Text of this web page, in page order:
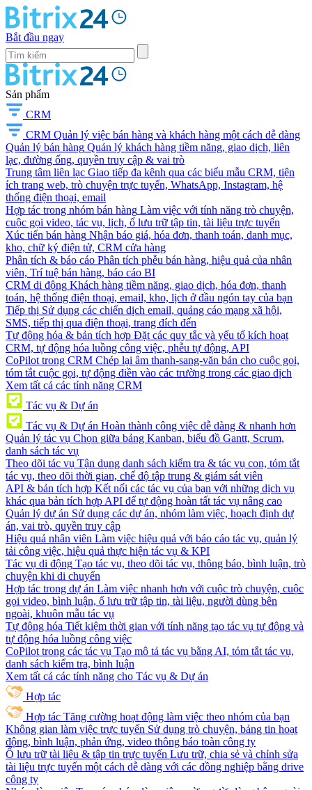
Bắt đầu ngay
Sản phẩm
CRM
CRM Quản lý việc bán hàng và khách hàng một cách dễ dàng
Quản lý bán hàng Quản lý khách hàng tiềm năng, giao dịch, liên
lạc, đường ống, quyền truy cập & vai trò
Trung tâm liên lạc Giao tiếp đa kênh qua các biểu mẫu CRM, tiện
ích trang web, trò chuyện trực tuyến, WhatsApp, Instagram, hệ
thống điện thoại, email
Hợp tác trong nhóm bán hàng Làm việc với tính năng trò chuyện,
cuộc gọi video, tác vụ, lịch, ổ lưu trữ tập tin, tài liệu trực tuyến
Xúc tiến bán hàng Nhận báo giá, hóa đơn, thanh toán, danh mục,
kho, chữ ký điện tử, CRM cửa hàng
Phân tích & báo cáo Phân tích phễu bán hàng, hiệu quả của nhân
viên, Trí tuệ bán hàng, báo cáo BI
CRM di động Khách hàng tiềm năng, giao dịch, hóa đơn, thanh
toán, hệ thống điện thoại, email, kho, lịch ở đầu ngón tay của bạn
Tiếp thị Sử dụng các chiến dịch email, quảng cáo mạng xã hội,
SMS, tiếp thị qua điện thoại, trang đích đến
Tự động hóa & bản tích hợp Đặt các quy tắc và yếu tố kích hoạt
CRM, tự động hóa luồng công việc, phễu tự động, API
CoPilot trong CRM Chép lại âm thanh-sang-văn bản cho cuộc gọi,
tóm tắt cuộc gọi, tự động điền vào các trường trong các giao dịch
Xem tất cả các tính năng CRM
Tác vụ & Dự án
Tác vụ & Dự án Hoàn thành công việc dễ dàng & nhanh hơn
Quản lý tác vụ Chọn giữa bảng Kanban, biểu đồ Gantt, Scrum,
danh sách tác vụ
Theo dõi tác vụ Tận dụng danh sách kiểm tra & tác vụ con, tóm tắt
tác vụ, theo dõi thời gian, chế độ tập trung & giám sát viên
API & bản tích hợp Kết nối các tác vụ của bạn với những dịch vụ
khác qua bản tích hợp API để tự động hoàn tất tác vụ nâng cao
Quản lý dự án Sử dụng các dự án, nhóm làm việc, hoạch định dự
án, vai trò, quyền truy cập
Hiệu quả nhân viên Làm việc hiệu quả với báo cáo tác vụ, quản lý
tải công việc, hiệu quả thực hiện tác vụ & KPI
Tác vụ di động Tạo tác vụ, theo dõi tác vụ, thông báo, bình luận, trò
chuyện khi di chuyển
Hợp tác trong dự án Làm việc nhanh hơn với cuộc trò chuyện, cuộc
gọi video, bình luận, ổ lưu trữ tập tin, tài liệu, người dùng bên
ngoài, khuôn mẫu tác vụ
Tự động hóa Tiết kiệm thời gian với tính năng tạo tác vụ tự động và
tự động hóa luồng công việc
CoPilot trong các tác vụ Tạo mô tả tác vụ bằng AI, tóm tắt tác vụ,
danh sách kiểm tra, bình luận
Xem tất cả các tính năng cho Tác vụ & Dự án
Hợp tác
Hợp tác Tăng cường hoạt động làm việc theo nhóm của bạn
Không gian làm việc trực tuyến Sử dụng trò chuyện, bảng tin hoạt
động, bình luận, phản ứng, video thông báo toàn công ty
Ổ lưu trữ tài liệu & tập tin trực tuyến Lưu trữ, chia sẻ và chỉnh sửa
tài liệu trực tuyến một cách dễ dàng với các đồng nghiệp bằng drive
công ty